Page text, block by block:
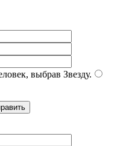
выбрав Звезду.